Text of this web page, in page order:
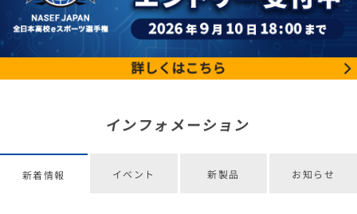
インフォメーション
新着情報 イベント 新製品 お知らせ